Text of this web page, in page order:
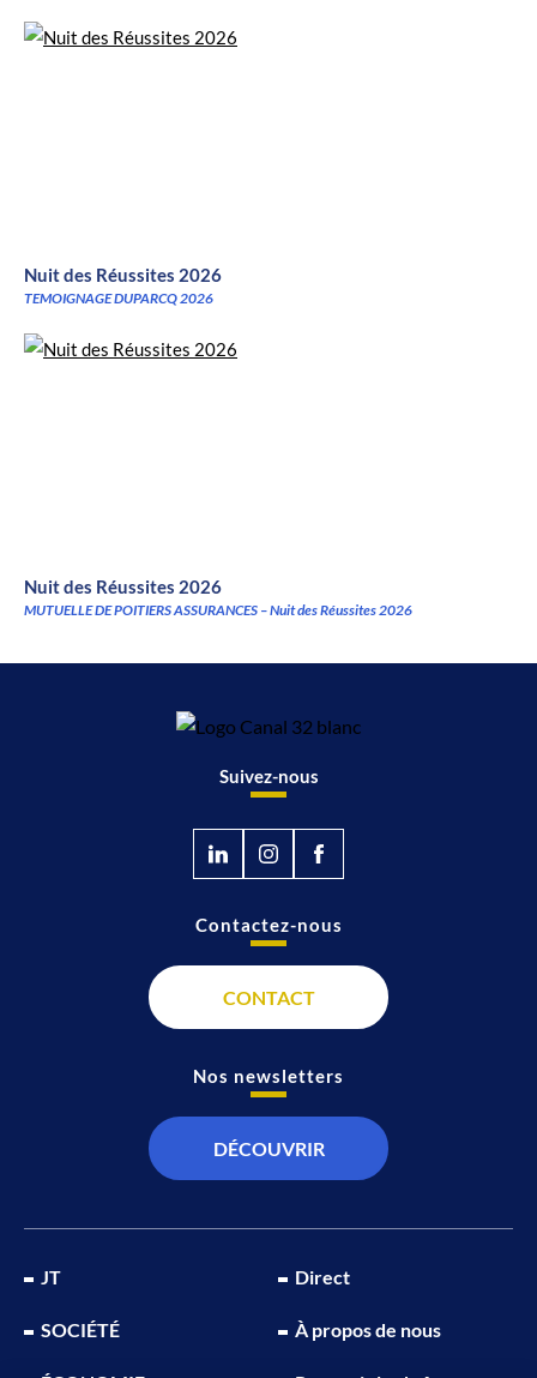
Nuit des Réussites 2026
TEMOIGNAGE DUPARCQ 2026
Nuit des Réussites 2026
MUTUELLE DE POITIERS ASSURANCES – Nuit des Réussites 2026
Suivez-nous
JT
SOCIÉTÉ
Direct
À propos de nous
Contactez-nous
CONTACT
Nos newsletters
DÉCOUVRIR